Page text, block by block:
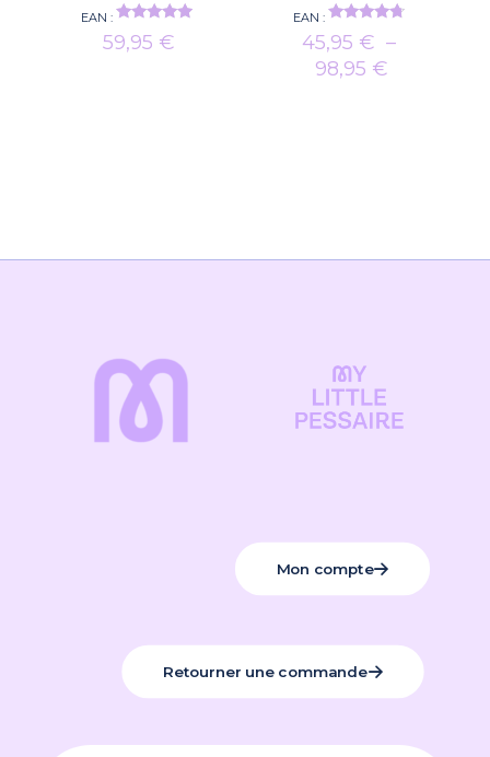
EAN :
Note
4.74
59,95 €
EAN :
Note
4.48
sur 5
45,95 € –
98,95 €Plage
Détails
Poids : 0,620 kg
Format : 18,7 x 23 cm
Mon compte
Retourner une commande